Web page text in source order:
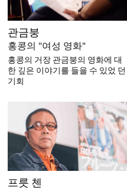
관금붕
홍콩의 "여성 영화"
홍콩의 거장 관금붕의 영화에 대
한 깊은 이야기를 들을 수 있었 던
기회
프릇 첸